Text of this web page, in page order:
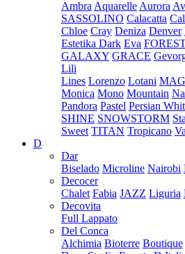
Ambra Aquarelle Aurora
SASSOLINO Calacatta
Chloe Cray Deniza Denver
Estetika Dark Eva
GALAXY GRACE
Lili
Lines Lorenzo Lotani
Monica Mono Mountain
Pandora Pastel Persian
SHINE SNOWSTORM
Sweet TITAN Tropicano
D
Dar
Biselado Microline Nairobi
Decocer
Chalet Fabia JAZZ Liguria
Decovita
Full Lappato
Del Conca
Alchimia Bioterre Boutique